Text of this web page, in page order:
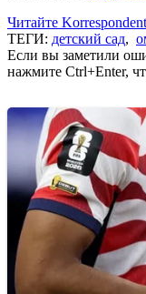
Читайте
ТЕГИ: детский сад,
Если вы заметили
нажмите Ctrl+Enter,